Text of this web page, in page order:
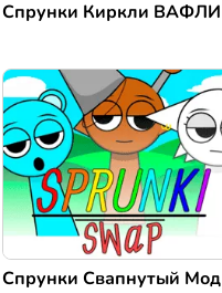
Спрунки Киркли ВАФЛИ
Спрунки Свапнутый Мод